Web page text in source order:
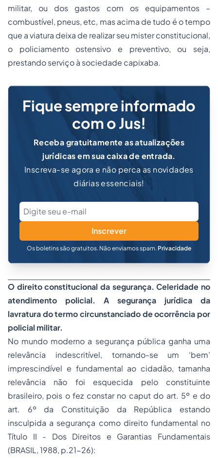
militar, ou dos gastos com os equipamentos –
combustível, pneus, etc, mas acima de tudo é o tempo
que a viatura deixa de realizar seu mister constitucional,
o policiamento ostensivo e preventivo, ou seja,
prestando serviço à sociedade capixaba.
Fique sempre informado
com o Jus!
Receba gratuitamente as atualizações
jurídicas em sua caixa de entrada.
Inscreva-se agora e não perca as novidades
diárias essenciais!
Inscrever
Os boletins são gratuitos. Não enviamos spam. Privacidade
O direito constitucional da segurança. Celeridade no
atendimento policial. A segurança jurídica da
lavratura do termo circunstanciado de ocorrência por
policial militar.
No mundo moderno a segurança pública ganha uma
relevância indescritível, tornando-se um ‘bem’
imprescindível e fundamental ao cidadão, tamanha
relevância não foi esquecida pelo constituinte
brasileiro, pois o fez constar no caput do art. 5º e do
art. 6º da Constituição da República estando
insculpida a segurança como direito fundamental no
Título II - Dos Direitos e Garantias Fundamentais
(BRASIL, 1988, p.21-26):